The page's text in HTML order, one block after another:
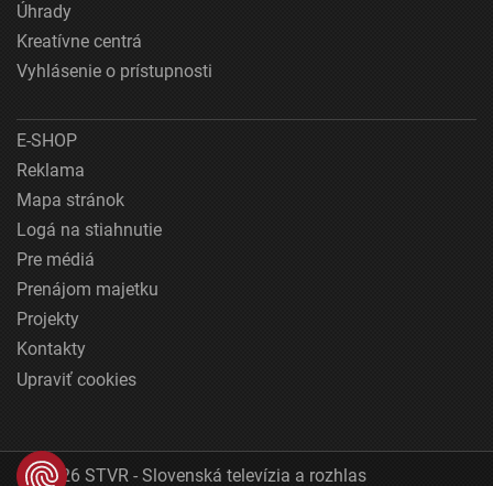
Úhrady
Kreatívne centrá
Vyhlásenie o prístupnosti
E-SHOP
Reklama
Mapa stránok
Logá na stiahnutie
Pre médiá
Prenájom majetku
Projekty
Kontakty
Upraviť cookies
© 2026 STVR - Slovenská televízia a rozhlas